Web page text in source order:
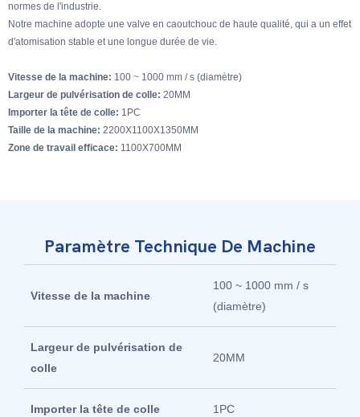
normes de l'industrie.
Notre machine adopte une valve en caoutchouc de haute qualité, qui a un effet
d'atomisation stable et une longue durée de vie.
Vitesse de la machine: 100 ~ 1000 mm / s (diamètre)
Largeur de pulvérisation de colle: 20MM
Importer la tête de colle: 1PC
Taille de la machine: 2200X1100X1350MM
Zone de travail efficace: 1100X700MM
Paramètre Technique De Machine
Vitesse de la machine
100 ~ 1000 mm / s
(diamètre)
Largeur de pulvérisation de
colle
20MM
Importer la tête de colle 1PC